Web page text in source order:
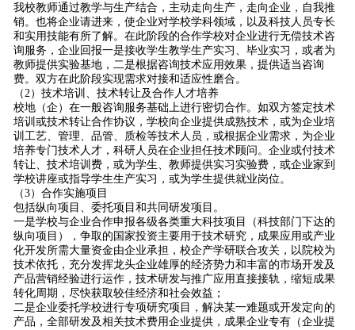
我校教师通过教学与生产结合，主动走向生产，走向企业，自我推
销。也将企业请进来，使企业对学校学科领域，以及科技人员专长
和实用技能有所了解。在此阶段的合作学校对企业进行无偿技术咨
询服务，企业回报一是接收学生教学生产实习、毕业实习，或者为
教师提供实验基地，二是根据咨询技术应用效果，提供适当咨询
费。双方在此阶段实现需求对接和适应性磨合。
（2）技术培训、技术转让及合作人才培养
校地（企）在一般咨询服务基础上进行密切合作。如双方签定技术
培训或技术转让合作协议，学校向企业提供成熟技术，或为企业培
训工艺、管理、品管、质检等技术人员，或根据企业需求，为企业
培养专门技术人才，科研人员在企业担任技术顾问。企业或付技术
转让、技术培训费，或为学生、教师提供实习实验费，或企业家到
学校讲座或指导学生生产实习，或为学生提供就业岗位。
（3）合作实施项目
包括纵向项目、委托项目和共同研发项目。
一是学校与企业合作申报各级各类重大科技项目（科技部门下达的
纵向项目），争取的国家投资主要用于技术研究，成果应用或产业
化开发所需大量资金由企业承担，校企产学研联合攻关，以院校为
技术依托，充分发挥龙头企业雄厚的经济势力和丰富的市场开发及
产品营销经验进行运作，技术研发与推广应用直接接轨，缩短成果
转化周期，尽快获取较佳经济和社会效益；
二是企业委托学校进行专项研究项目，解决某一难题或开发定向的
产品，全部研发及相关技术费用企业提供，成果企业专有（企业提